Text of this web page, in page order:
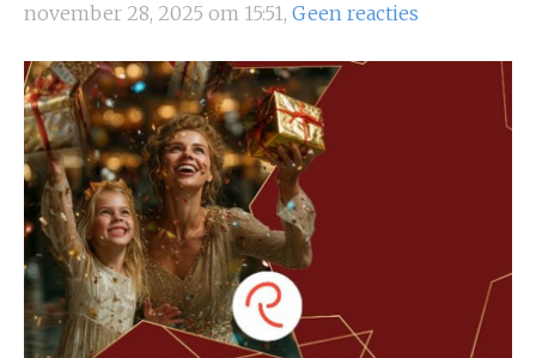
november 28, 2025 om 15:51, Geen reacties